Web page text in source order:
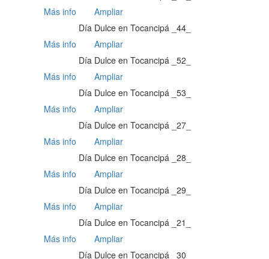
Más info
Ampliar
Día Dulce en Tocancipá _44_
Más info
Ampliar
Día Dulce en Tocancipá _52_
Más info
Ampliar
Día Dulce en Tocancipá _53_
Más info
Ampliar
Día Dulce en Tocancipá _27_
Más info
Ampliar
Día Dulce en Tocancipá _28_
Más info
Ampliar
Día Dulce en Tocancipá _29_
Más info
Ampliar
Día Dulce en Tocancipá _21_
Más info
Ampliar
Día Dulce en Tocancipá _30_